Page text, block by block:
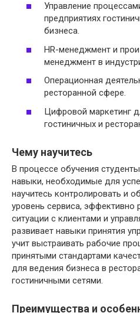
Управление
предприятиях
бизнеса.
HR-менеджмент и
менеджмент в
Операционная
ресторанной сфере.
Цифровой маркетинг
гостиничных и
Чему научитесь
В процессе обучения
навыки, необходимые для
научитесь контролировать и
уровень сервиса, эффективно
ситуации с клиентами и
развивает навыки принятия
учит выстраивать рабочие
принятыми стандартами
для ведения бизнеса в
гостиничными сетями.
Преимущества и